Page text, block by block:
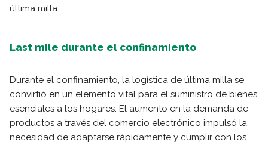
última milla.
Last mile durante el confinamiento
Durante el confinamiento, la logística de última milla se
convirtió en un elemento vital para el suministro de bienes
esenciales a los hogares. El aumento en la demanda de
productos a través del comercio electrónico impulsó la
necesidad de adaptarse rápidamente y cumplir con los